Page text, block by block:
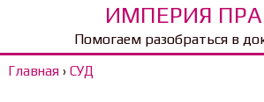
ИМПЕРИЯ
Помогаем разобраться в
Главная› СУД